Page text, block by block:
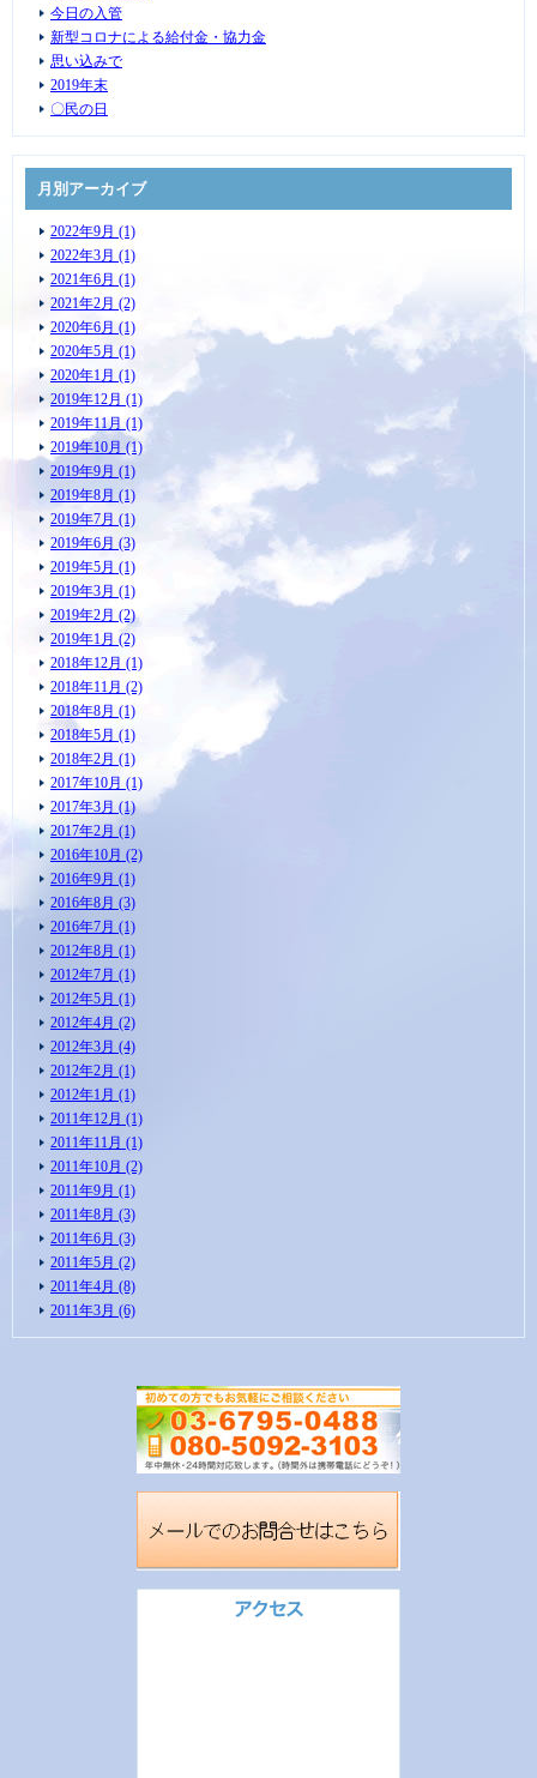
今日の入管
新型コロナによる給付金・協力金
思い込みで
2019年末
〇民の日
月別アーカイブ
2022年9月 (1)
2022年3月 (1)
2021年6月 (1)
2021年2月 (2)
2020年6月 (1)
2020年5月 (1)
2020年1月 (1)
2019年12月 (1)
2019年11月 (1)
2019年10月 (1)
2019年9月 (1)
2019年8月 (1)
2019年7月 (1)
2019年6月 (3)
2019年5月 (1)
2019年3月 (1)
2019年2月 (2)
2019年1月 (2)
2018年12月 (1)
2018年11月 (2)
2018年8月 (1)
2018年5月 (1)
2018年2月 (1)
2017年10月 (1)
2017年3月 (1)
2017年2月 (1)
2016年10月 (2)
2016年9月 (1)
2016年8月 (3)
2016年7月 (1)
2012年8月 (1)
2012年7月 (1)
2012年5月 (1)
2012年4月 (2)
2012年3月 (4)
2012年2月 (1)
2012年1月 (1)
2011年12月 (1)
2011年11月 (1)
2011年10月 (2)
2011年9月 (1)
2011年8月 (3)
2011年6月 (3)
2011年5月 (2)
2011年4月 (8)
2011年3月 (6)